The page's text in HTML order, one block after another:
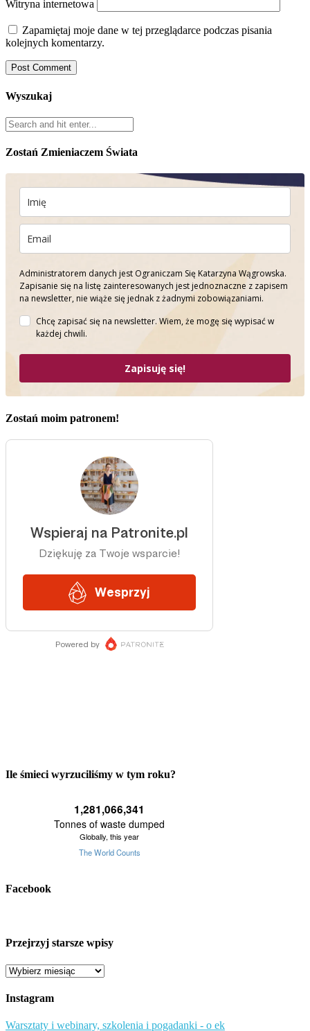
Witryna internetowa
Zapamiętaj moje dane w tej przeglądarce podczas pisania
kolejnych komentarzy.
Wyszukaj
Zostań Zmieniaczem Świata
Administratorem danych jest Ograniczam Się Katarzyna Wągrowska.
Zapisanie się na listę zainteresowanych jest jednoznaczne z zapisem
na newsletter, nie wiąże się jednak z żadnymi zobowiązaniami.
Chcę zapisać się na newsletter. Wiem, że mogę się wypisać w
każdej chwili.
Zapisuję się!
Zostań moim patronem!
Ile śmieci wyrzuciliśmy w tym roku?
Facebook
Przejrzyj starsze wpisy
Przejrzyj
wpisy
Instagram
Warsztaty i webinary, szkolenia i pogadanki - o ek